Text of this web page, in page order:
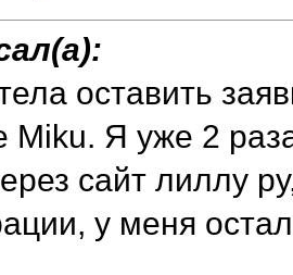
оставить
Miku. Я уже 2
сайт лиллу
у меня